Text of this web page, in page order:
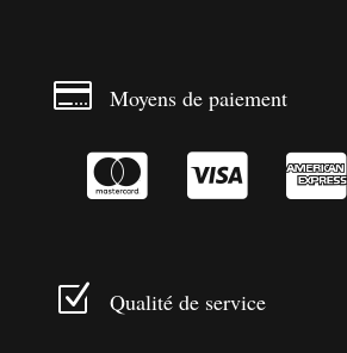
 Moyens de paiement
  
Z Qualité de service